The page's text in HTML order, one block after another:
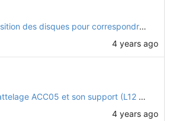
Ajustement de la position des disques pour correspondre à la réalité
4 years ago
Ajout de la boule d'attelage ACC05 et son support (L12 et T21)
4 years ago